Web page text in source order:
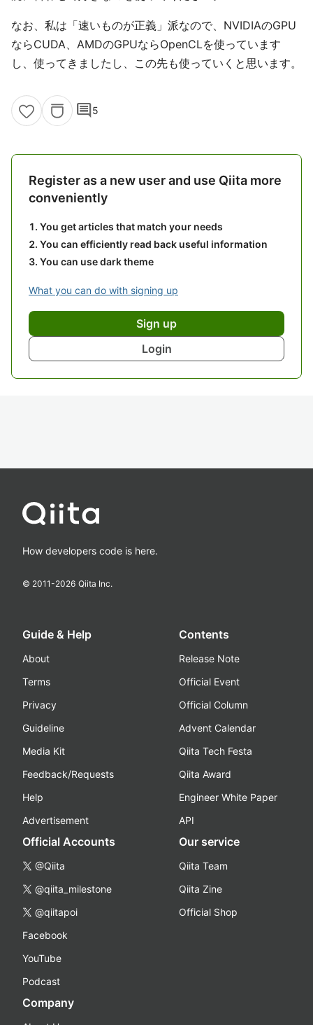
なお、私は「速いものが正義」派なので、NVIDIAのGPU
ならCUDA、AMDのGPUならOpenCLを使っています
し、使ってきましたし、この先も使っていくと思います。
comment5
Register as a new user and use Qiita more
conveniently
You get articles that match your needs
You can efficiently read back useful information
You can use dark theme
What you can do with signing up
Sign up
Login
How developers code is here.
© 2011-2026 Qiita Inc.
Guide & Help
About
Terms
Privacy
Guideline
Media Kit
Feedback/Requests
Help
Advertisement
Contents
Release Note
Official Event
Official Column
Advent Calendar
Qiita Tech Festa
Qiita Award
Engineer White Paper
API
Official Accounts
@Qiita
@qiita_milestone
@qiitapoi
Facebook
YouTube
Podcast
Our service
Qiita Team
Qiita Zine
Official Shop
Company